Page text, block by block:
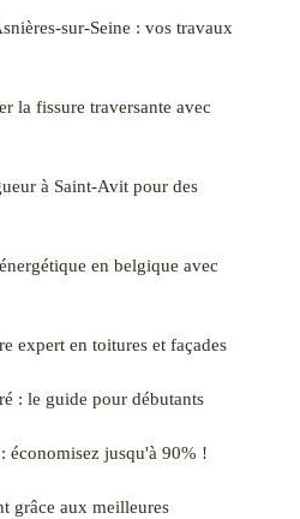
sur-Seine : vos travaux
la fissure traversante avec
à Saint-Avit pour des
en belgique avec
expert en toitures et façades
: le guide pour débutants
économisez jusqu'à 90% !
grâce aux meilleures